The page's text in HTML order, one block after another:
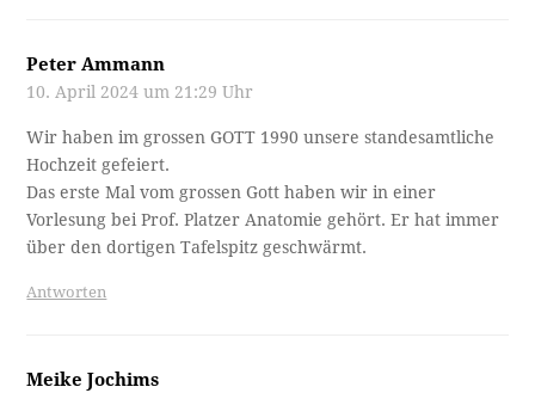
Peter Ammann
10. April 2024 um 21:29 Uhr
Wir haben im grossen GOTT 1990 unsere standesamtliche
Hochzeit gefeiert.
Das erste Mal vom grossen Gott haben wir in einer
Vorlesung bei Prof. Platzer Anatomie gehört. Er hat immer
über den dortigen Tafelspitz geschwärmt.
Antworten
Meike Jochims